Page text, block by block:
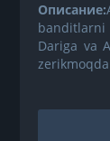
Описание:
Dariga va